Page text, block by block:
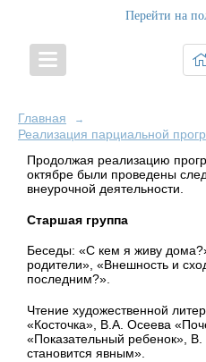
Перейти на
Главная →
Реализация парциальной
Продолжая реализацию
октябре были проведены
внеурочной деятельности.
Старшая группа
Беседы: «С кем я живу
родители», «Внешность и
последним?».
Чтение художественной
«Косточка» В.А. Осеева
«Показательный ребенок» В.
становится явным».